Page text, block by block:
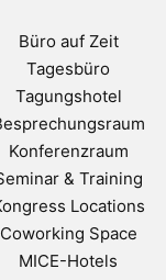
Büro auf Zeit
Tagesbüro
Tagungshotel
Konferenzraum
& Training
Locations
Coworking Space
MICE-Hotels